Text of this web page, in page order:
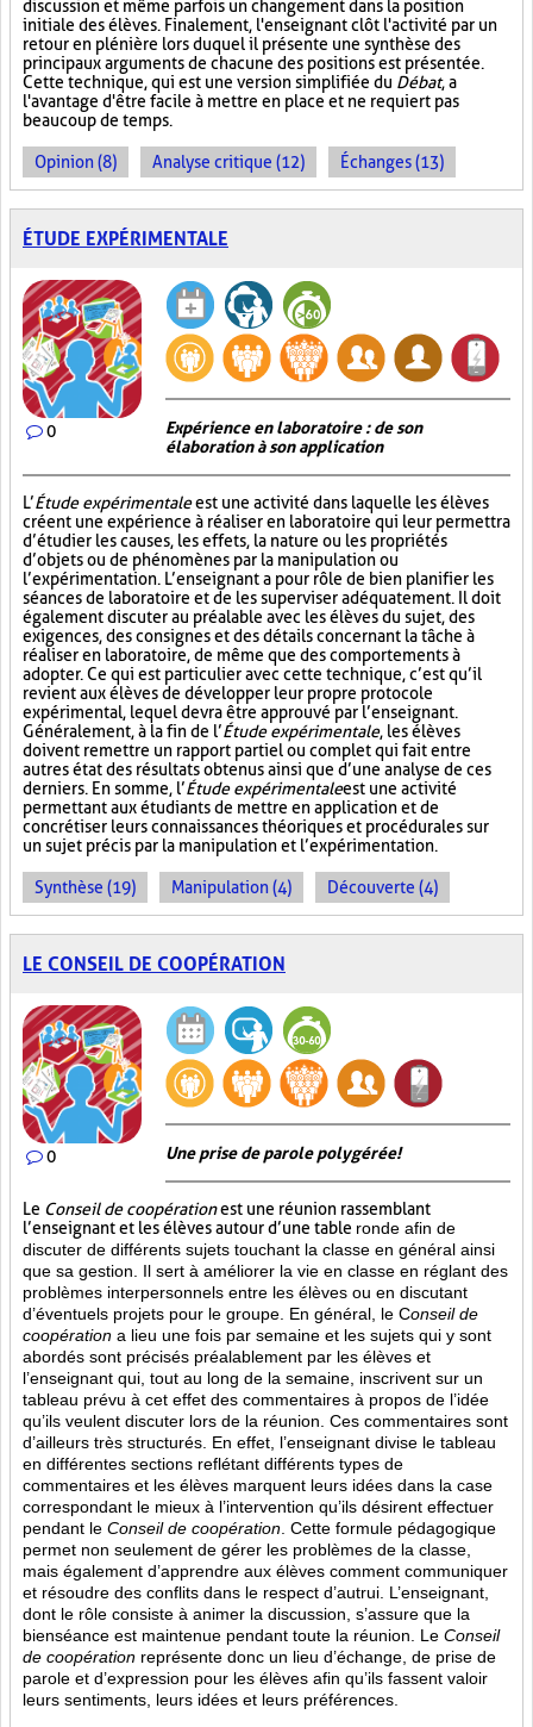
discussion et même parfois un changement dans la position
initiale des élèves. Finalement, l'enseignant clôt l'activité par un
retour en plénière lors duquel il présente une synthèse des
principaux arguments de chacune des positions est présentée.
Cette technique, qui est une version simplifiée du Débat, a
l'avantage d'être facile à mettre en place et ne requiert pas
beaucoup de temps.
Opinion (8) Analyse critique (12) Échanges (13)
ÉTUDE EXPÉRIMENTALE
0
Expérience en laboratoire : de son
élaboration à son application
L’Étude expérimentaleest une activité dans laquelle les élèves
créent une expérience à réaliser en laboratoire qui leur permettra
d’étudier les causes, les effets, la nature ou les propriétés
d’objets ou de phénomènes par la manipulation ou
l’expérimentation. L’enseignant a pour rôle de bien planifier les
séances de laboratoire et de les superviser adéquatement. Il doit
également discuter au préalable avec les élèves du sujet, des
exigences, des consignes et des détails concernant la tâche à
réaliser en laboratoire, de même que des comportements à
adopter. Ce qui est particulier avec cette technique, c’est qu’il
revient aux élèves de développer leur propre protocole
expérimental, lequel devra être approuvé par l’enseignant.
Généralement, à la fin de l’Étude expérimentale, les élèves
doivent remettre un rapport partiel ou complet qui fait entre
autres état des résultats obtenus ainsi que d’une analyse de ces
derniers. En somme, l’Étude expérimentaleest une activité
permettant aux étudiants de mettre en application et de
concrétiser leurs connaissances théoriques et procédurales sur
un sujet précis par la manipulation et l’expérimentation.
Synthèse (19) Manipulation (4) Découverte (4)
LE CONSEIL DE COOPÉRATION
0 Une prise de parole polygérée!
Le Conseil de coopérationest une réunion rassemblant
l’enseignant et les élèves autour d’une table ronde afin de
discuter de différents sujets touchant la classe en général ainsi
que sa gestion. Il sert à améliorer la vie en classe en réglant des
problèmes interpersonnels entre les élèves ou en discutant
d’éventuels projets pour le groupe. En général, le Conseil de
coopération a lieu une fois par semaine et les sujets qui y sont
abordés sont précisés préalablement par les élèves et
l’enseignant qui, tout au long de la semaine, inscrivent sur un
tableau prévu à cet effet des commentaires à propos de l’idée
qu’ils veulent discuter lors de la réunion. Ces commentaires sont
d’ailleurs très structurés. En effet, l’enseignant divise le tableau
en différentes sections reflétant différents types de
commentaires et les élèves marquent leurs idées dans la case
correspondant le mieux à l’intervention qu’ils désirent effectuer
pendant le Conseil de coopération . Cette formule pédagogique
permet non seulement de gérer les problèmes de la classe,
mais également d’apprendre aux élèves comment communiquer
et résoudre des conflits dans le respect d’autrui. L’enseignant,
dont le rôle consiste à animer la discussion, s’assure que la
bienséance est maintenue pendant toute la réunion. Le Conseil
de coopération représente donc un lieu d’échange, de prise de
parole et d’expression pour les élèves afin qu’ils fassent valoir
leurs sentiments, leurs idées et leurs préférences.